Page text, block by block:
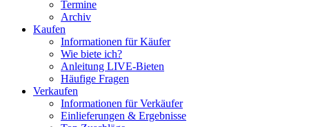
Termine
Archiv
Kaufen
Informationen für Käufer
Wie biete ich?
Anleitung LIVE-Bieten
Häufige Fragen
Verkaufen
Informationen für Verkäufer
Einlieferungen & Ergebnisse